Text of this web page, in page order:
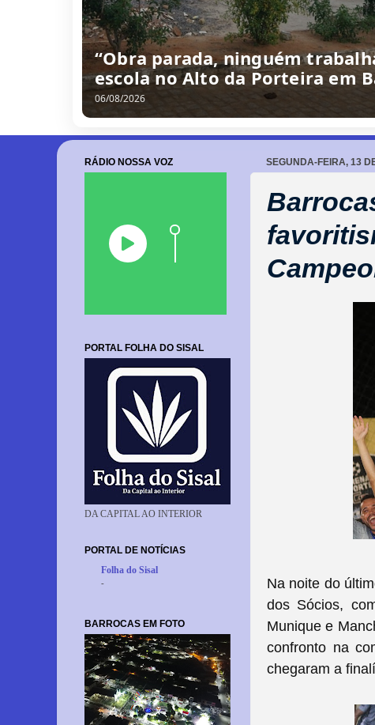
/
0
8
/
2
0
2
6
SEGUNDA-FEIRA, 13
Na noite do
dos Sócios,
Munique e
confronto na
chegaram a
RÁDIO NOSSA VOZ
PORTAL FOLHA DO SISAL
DA CAPITAL AO INTERIOR
PORTAL DE NOTÍCIAS
Folha do Sisal
-
BARROCAS EM FOTO